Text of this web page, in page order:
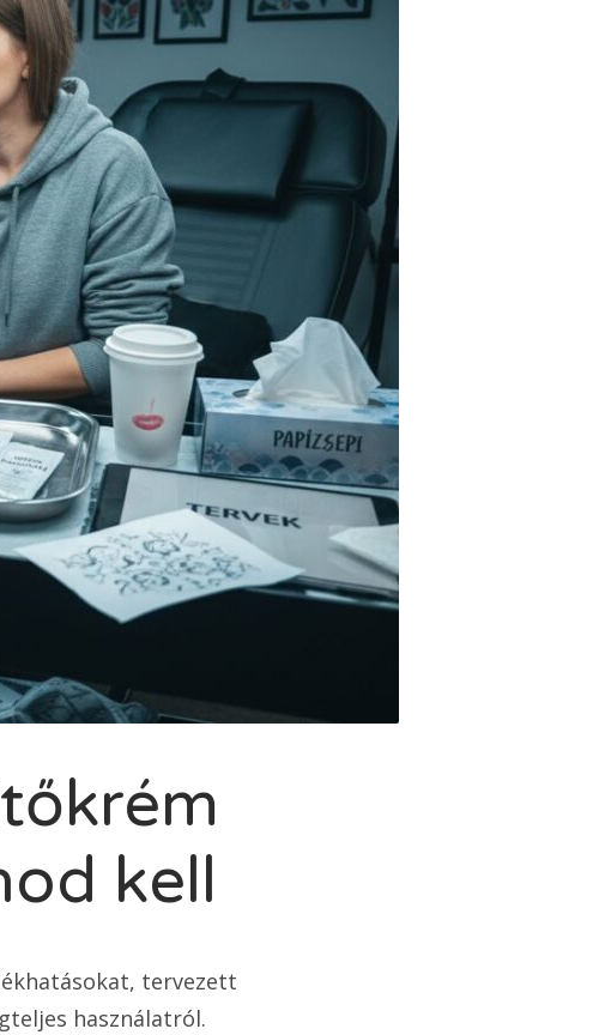
kell
tervezett
használatról.